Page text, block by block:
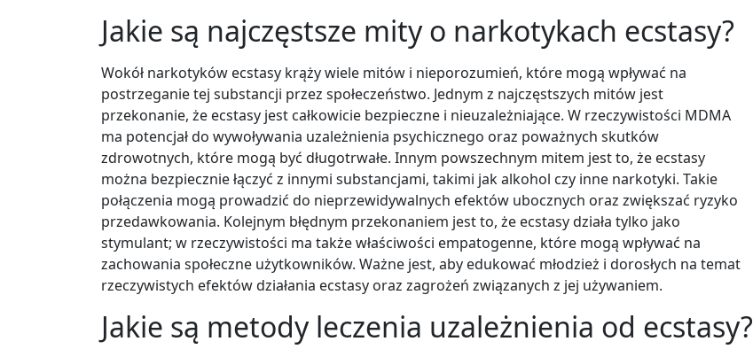
Jakie są najczęstsze mity o narkotykach ecstasy?
Wokół narkotyków ecstasy krąży wiele mitów i nieporozumień, które mogą wpływać na
postrzeganie tej substancji przez społeczeństwo. Jednym z najczęstszych mitów jest
przekonanie, że ecstasy jest całkowicie bezpieczne i nieuzależniające. W rzeczywistości MDMA
ma potencjał do wywoływania uzależnienia psychicznego oraz poważnych skutków
zdrowotnych, które mogą być długotrwałe. Innym powszechnym mitem jest to, że ecstasy
można bezpiecznie łączyć z innymi substancjami, takimi jak alkohol czy inne narkotyki. Takie
połączenia mogą prowadzić do nieprzewidywalnych efektów ubocznych oraz zwiększać ryzyko
przedawkowania. Kolejnym błędnym przekonaniem jest to, że ecstasy działa tylko jako
stymulant; w rzeczywistości ma także właściwości empatogenne, które mogą wpływać na
zachowania społeczne użytkowników. Ważne jest, aby edukować młodzież i dorosłych na temat
rzeczywistych efektów działania ecstasy oraz zagrożeń związanych z jej używaniem.
Jakie są metody leczenia uzależnienia od ecstasy?